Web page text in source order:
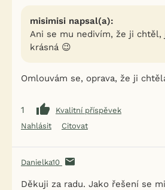
misimisi napsal(a):
Ani se mu nedivím, že ji chtěl,
krásná 😉
Omlouvám se, oprava, že ji
1
Kvalitní příspěvek
Nahlásit
Citovat
Danielka10
Děkuji za radu. Jako řešení se